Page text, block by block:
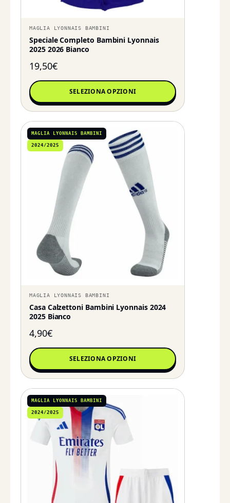
MAGLIA LYONNAIS BAMBINI
Speciale Completo Bambini Lyonnais
2025 2026 Bianco
19,50€
SELEZIONA OPZIONI
MAGLIA LYONNAIS BAMBINI
2024/2025
MAGLIA LYONNAIS BAMBINI
Casa Calzettoni Bambini Lyonnais 2024
2025 Bianco
4,90€
SELEZIONA OPZIONI
MAGLIA LYONNAIS BAMBINI
2024/2025